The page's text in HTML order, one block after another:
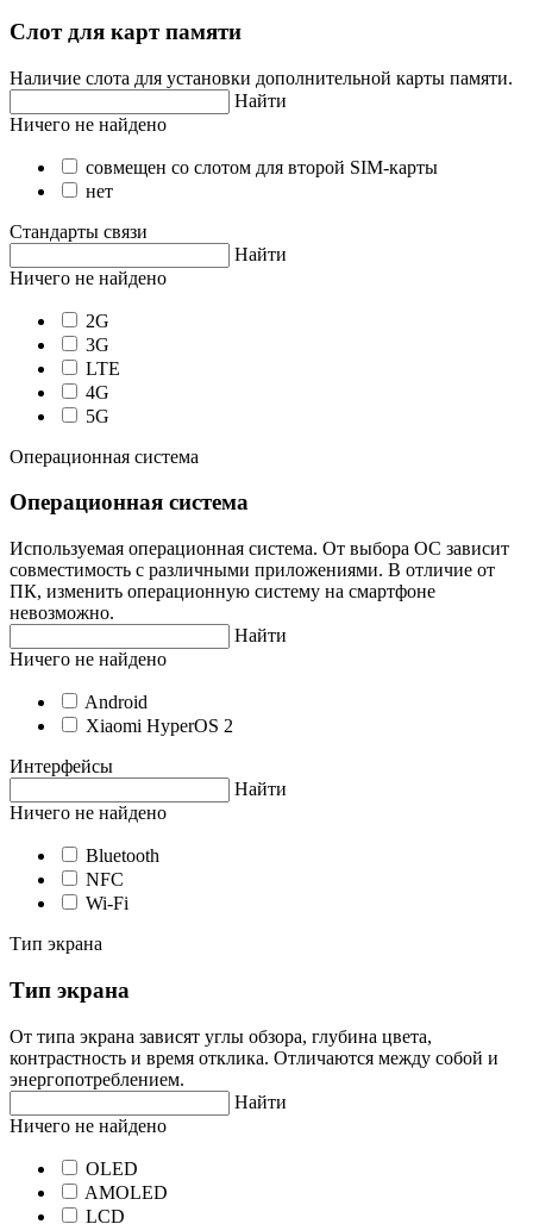
Слот для карт памяти
Наличие слота для установки дополнительной карты памяти.
Найти
Ничего не найдено
совмещен со слотом для второй SIM-карты
нет
Стандарты связи
Найти
Ничего не найдено
2G
3G
LTE
4G
5G
Операционная система
Операционная система
Используемая операционная система. От выбора ОС зависит
совместимость с различными приложениями. В отличие от
ПК, изменить операционную систему на смартфоне
невозможно.
Найти
Ничего не найдено
Android
Xiaomi HyperOS 2
Интерфейсы
Найти
Ничего не найдено
Bluetooth
NFC
Wi-Fi
Тип экрана
Тип экрана
От типа экрана зависят углы обзора, глубина цвета,
контрастность и время отклика. Отличаются между собой и
энергопотреблением.
Найти
Ничего не найдено
OLED
AMOLED
LCD